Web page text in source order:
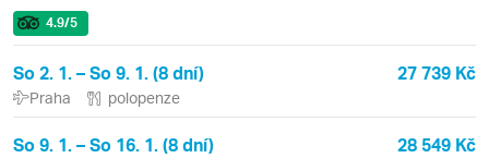
4.9/5
So 2. 1. – So 9. 1. (8 dní) 27 739 Kč
Praha polopenze
So 9. 1. – So 16. 1. (8 dní) 28 549 Kč